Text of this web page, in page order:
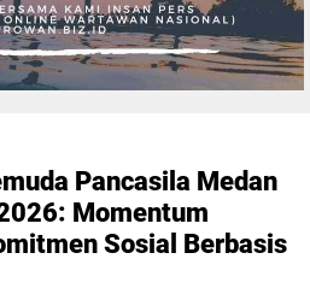
Pancasila Medan
Momentum
Sosial Berbasis